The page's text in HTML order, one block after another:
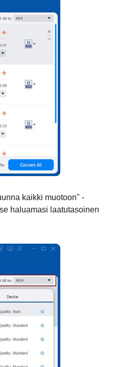
kaikki muotoon" -
haluamasi laatutasoinen